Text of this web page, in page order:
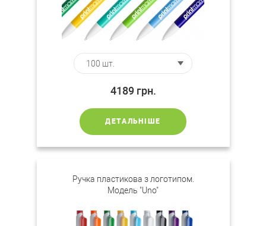
4189 грн.
ДЕТАЛЬНІШЕ
Ручка пластикова з логотипом.
Mодель "Uno"